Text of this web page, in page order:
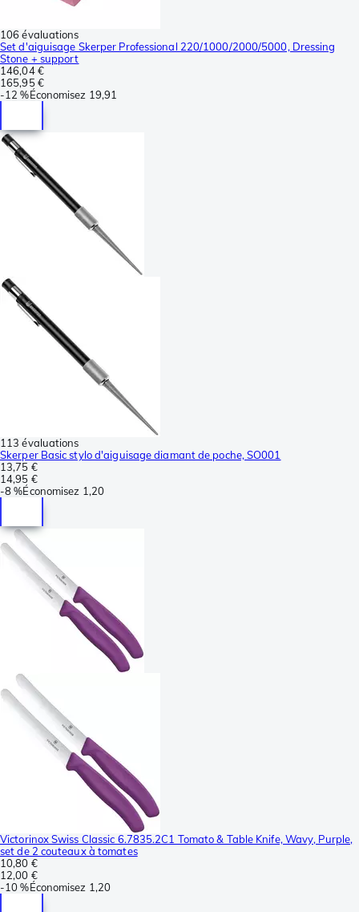
106 évaluations
Set d'aiguisage Skerper Professional 220/1000/2000/5000, Dressing
Stone + support
146,04 €
165,95 €
-12 %Économisez 19,91
113 évaluations
Skerper Basic stylo d'aiguisage diamant de poche, SO001
13,75 €
14,95 €
-8 %Économisez 1,20
Victorinox Swiss Classic 6.7835.2C1 Tomato & Table Knife, Wavy, Purple,
set de 2 couteaux à tomates
10,80 €
12,00 €
-10 %Économisez 1,20